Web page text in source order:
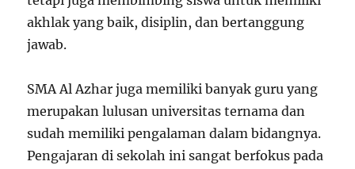
akhlak yang baik, disiplin, dan bertanggung
jawab.
SMA Al Azhar juga memiliki banyak guru yang
merupakan lulusan universitas ternama dan
sudah memiliki pengalaman dalam bidangnya.
Pengajaran di sekolah ini sangat berfokus pada